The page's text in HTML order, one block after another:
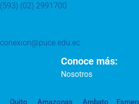
(593) (02) 2991700
conexion@puce.edu.ec
Conoce más:
Nosotros
Quito Amazonas Ambato